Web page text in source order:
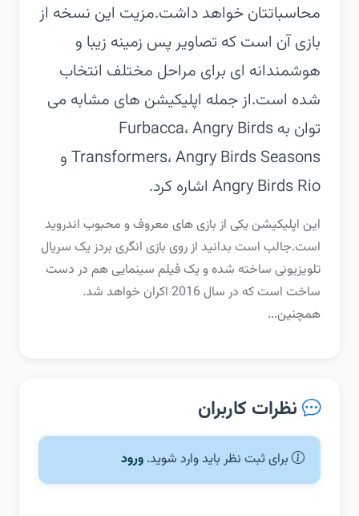
محاسباتتان خواهد داشت.‏مزیت این نسخه از
بازی آن است که تصاویر پس زمینه زیبا و
هوشمندانه ای برای مراحل مختلف انتخاب
شده است.‏از جمله اپلیکیشن های مشابه می
توان به Furbacca، Angry Birds
Transformers، Angry Birds Seasons و
Angry Birds Rio اشاره کرد.
‏‏این اپلیکیشن یکی از بازی های معروف و محبوب اندروید
است.‏جالب است بدانید از روی بازی انگری بردز یک سریال
تلویزیونی ساخته شده و یک فیلم سینمایی هم در دست
ساخت است که در سال 2016 اکران خواهد شد.
همچنین...
نظرات کاربران
برای ثبت نظر باید وارد شوید. ورود